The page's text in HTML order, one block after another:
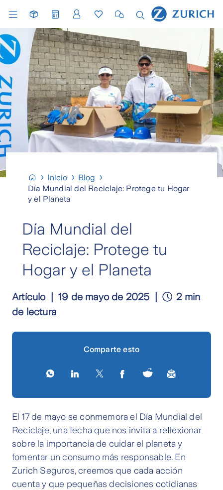
Inicio
Blog
Día Mundial del Reciclaje: Protege tu Hogar
y el Planeta
Día Mundial del
Reciclaje: Protege tu
Hogar y el Planeta
Artículo 19 de mayo de 2025
2 min
de lectura
Comparte esto
El 17 de mayo se conmemora el Día Mundial del
Reciclaje, una fecha que nos invita a reflexionar
sobre la importancia de cuidar el planeta y
fomentar un consumo más responsable. En
Zurich Seguros, creemos que cada acción
cuenta y que pequeñas decisiones cotidianas